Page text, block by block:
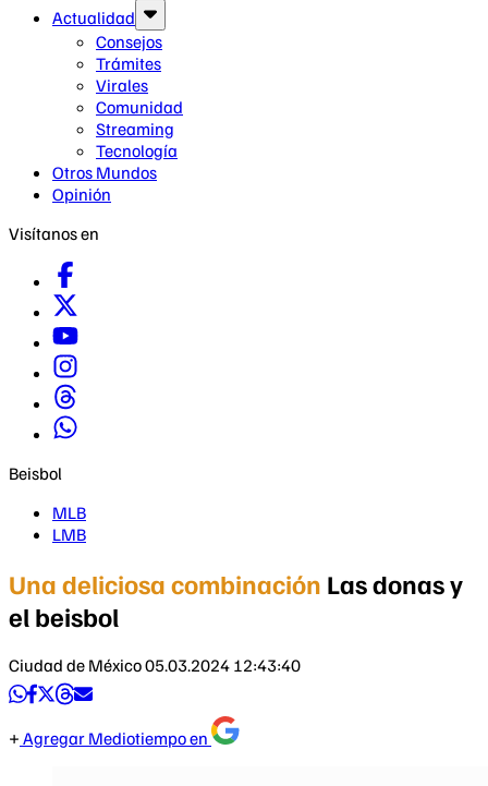
Actualidad
Consejos
Trámites
Virales
Comunidad
Streaming
Tecnología
Otros Mundos
Opinión
Visítanos en
Beisbol
MLB
LMB
Una deliciosa combinación Las donas y
el beisbol
Ciudad de México05.03.2024 12:43:40
Agregar Mediotiempo en